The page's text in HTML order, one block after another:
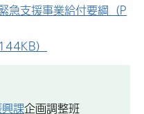
急支援事業給付要綱（P
）
課企画調整班